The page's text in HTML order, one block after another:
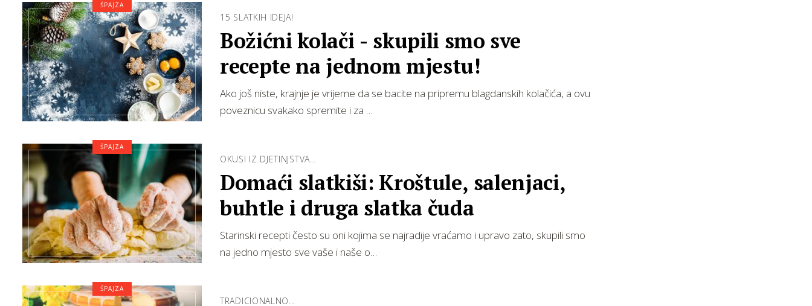
15 SLATKIH IDEJA!
Božićni kolači - skupili smo sve
recepte na jednom mjestu!
Ako još niste, krajnje je vrijeme da se bacite na pripremu blagdanskih kolačića, a ovu
poveznicu svakako spremite i za …
ŠPAJZA
OKUSI IZ DJETINJSTVA...
Domaći slatkiši: Kroštule, salenjaci,
buhtle i druga slatka čuda
Starinski recepti često su oni kojima se najradije vraćamo i upravo zato, skupili smo
na jedno mjesto sve vaše i naše o…
ŠPAJZA
TRADICIONALNO...
ŠPAJZA